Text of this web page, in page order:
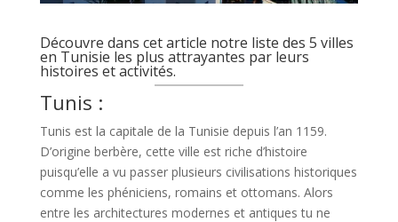
Découvre dans cet article notre liste des 5 villes
en Tunisie les plus attrayantes par leurs
histoires et activités.
Tunis :
Tunis est la capitale de la Tunisie depuis l’an 1159.
D’origine berbère, cette ville est riche d’histoire
puisqu’elle a vu passer plusieurs civilisations historiques
comme les phéniciens, romains et ottomans. Alors
entre les architectures modernes et antiques tu ne